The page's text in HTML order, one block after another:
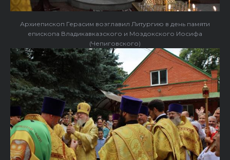
Архиепископ Герасим возглавил Литургию в день памяти
епископа Владикавказского и Моздокского Иосифа
(Чепиговского)